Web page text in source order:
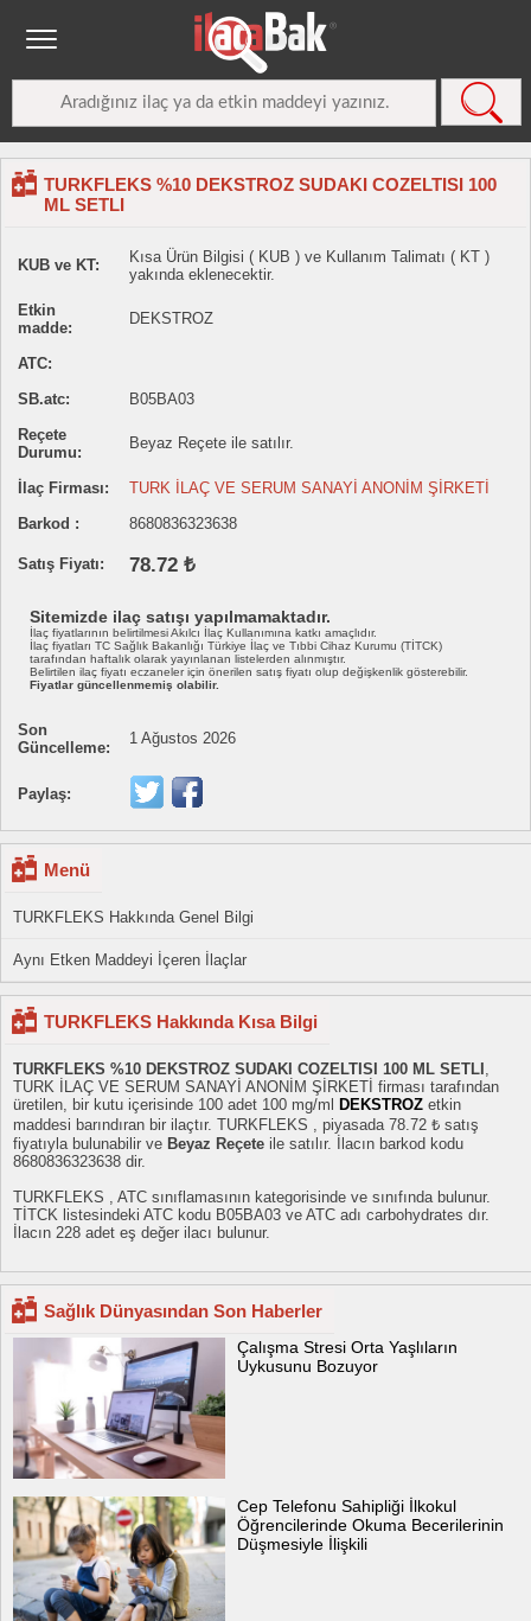
TURKFLEKS %10 DEKSTROZ SUDAKI COZELTISI 100
ML SETLI
KUB ve KT:
Kısa Ürün Bilgisi ( KUB ) ve Kullanım Talimatı ( KT )
yakında eklenecektir.
Etkin
madde:
DEKSTROZ
ATC:
SB.atc:
B05BA03
Reçete
Durumu:
Beyaz Reçete ile satılır.
İlaç Firması:
TURK İLAÇ VE SERUM SANAYİ ANONİM ŞİRKETİ
Barkod :
8680836323638
Satış Fiyatı: 78.72 ₺
Sitemizde ilaç satışı yapılmamaktadır.
İlaç fiyatlarının belirtilmesi Akılcı İlaç Kullanımına katkı amaçlıdır.
İlaç fiyatları TC Sağlık Bakanlığı Türkiye İlaç ve Tıbbi Cihaz Kurumu (TİTCK)
tarafından haftalık olarak yayınlanan listelerden alınmıştır.
Belirtilen ilaç fiyatı eczaneler için önerilen satış fiyatı olup değişkenlik gösterebilir.
Fiyatlar güncellenmemiş olabilir.
Son
Güncelleme:
1 Ağustos 2026
Paylaş:
Menü
TURKFLEKS Hakkında Genel Bilgi
Aynı Etken Maddeyi İçeren İlaçlar
TURKFLEKS Hakkında Kısa Bilgi
TURKFLEKS %10 DEKSTROZ SUDAKI COZELTISI 100 ML SETLI ,
TURK İLAÇ VE SERUM SANAYİ ANONİM ŞİRKETİ firması tarafından
üretilen, bir kutu içerisinde 100 adet 100 mg/ml
DEKSTROZ etkin
maddesi barındıran bir ilaçtır. TURKFLEKS , piyasada 78.72 ₺ satış
fiyatıyla bulunabilir ve Beyaz Reçete ile satılır. İlacın barkod kodu
8680836323638 dir.
TURKFLEKS , ATC sınıflamasının kategorisinde ve sınıfında bulunur.
TİTCK listesindeki ATC kodu B05BA03 ve ATC adı carbohydrates dır.
İlacın 228 adet eş değer ilacı bulunur.
Sağlık Dünyasından Son Haberler
Çalışma Stresi Orta Yaşlıların
Uykusunu Bozuyor
Cep Telefonu Sahipliği İlkokul
Öğrencilerinde Okuma Becerilerinin
Düşmesiyle İlişkili